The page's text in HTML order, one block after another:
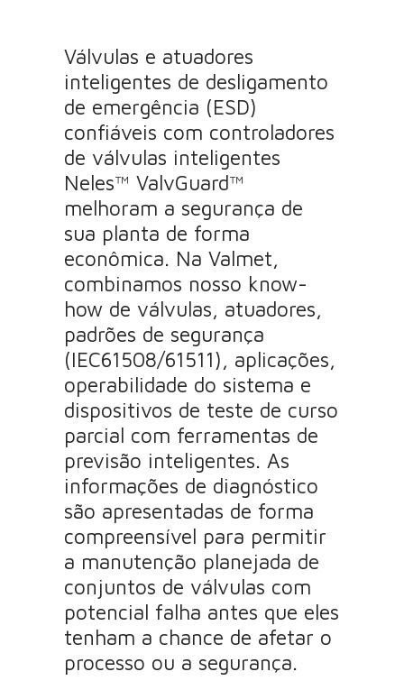
Válvulas e atuadores
inteligentes de desligamento
de emergência (ESD)
confiáveis com controladores
de válvulas inteligentes
Neles™ ValvGuard™
melhoram a segurança de
sua planta de forma
econômica. Na Valmet,
combinamos nosso know-
how de válvulas, atuadores,
padrões de segurança
(IEC61508/61511), aplicações,
operabilidade do sistema e
dispositivos de teste de curso
parcial com ferramentas de
previsão inteligentes. As
informações de diagnóstico
são apresentadas de forma
compreensível para permitir
a manutenção planejada de
conjuntos de válvulas com
potencial falha antes que eles
tenham a chance de afetar o
processo ou a segurança.